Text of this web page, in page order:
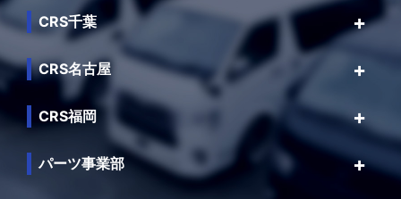
CRS千葉
CRS名古屋
CRS福岡
パーツ事業部